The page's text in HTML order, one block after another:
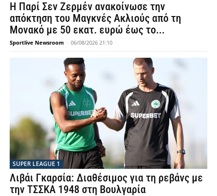
Η Παρί Σεν Ζερμέν ανακοίνωσε την
απόκτηση του Μαγκνές Ακλιούς από τη
Μονακό με 50 εκατ. ευρώ έως το...
Sportlive Newsroom - 06/08/2026 21:10
SUPER LEAGUE 1
Λιβάι Γκαρσία: Διαθέσιμος για τη ρεβάνς με
την ΤΣΣΚΑ 1948 στη Βουλγαρία